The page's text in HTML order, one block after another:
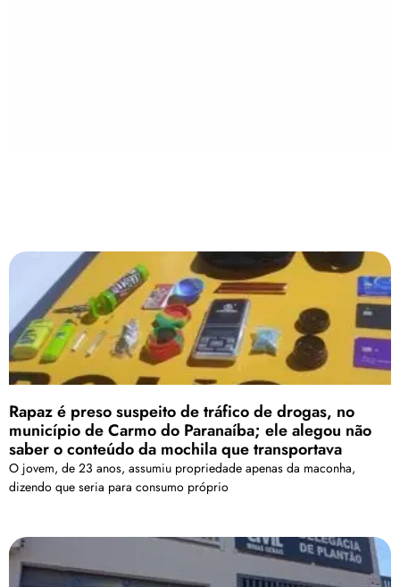
Rapaz é preso suspeito de tráfico de drogas, no
município de Carmo do Paranaíba; ele alegou não
saber o conteúdo da mochila que transportava
O jovem, de 23 anos, assumiu propriedade apenas da maconha,
dizendo que seria para consumo próprio